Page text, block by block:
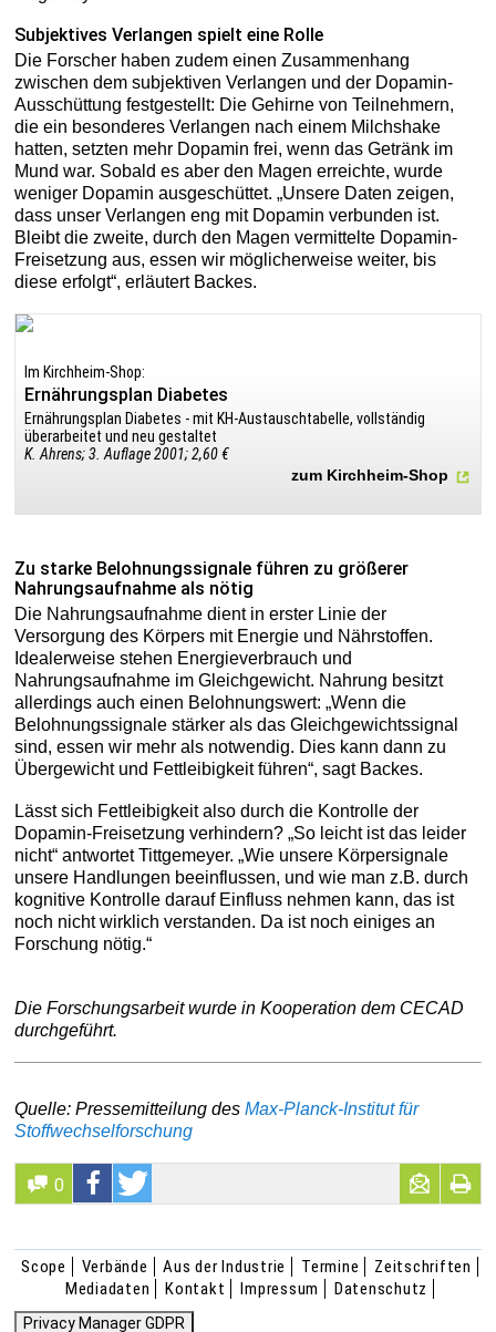
Subjektives Verlangen spielt eine Rolle
Die Forscher haben zudem einen Zusammenhang
zwischen dem subjektiven Verlangen und der Dopamin-
Ausschüttung festgestellt: Die Gehirne von Teilnehmern,
die ein besonderes Verlangen nach einem Milchshake
hatten, setzten mehr Dopamin frei, wenn das Getränk im
Mund war. Sobald es aber den Magen erreichte, wurde
weniger Dopamin ausgeschüttet. „Unsere Daten zeigen,
dass unser Verlangen eng mit Dopamin verbunden ist.
Bleibt die zweite, durch den Magen vermittelte Dopamin-
Freisetzung aus, essen wir möglicherweise weiter, bis
diese erfolgt“, erläutert Backes.
Im Kirchheim-Shop:
Ernährungsplan Diabetes
Ernährungsplan Diabetes - mit KH-Austauschtabelle, vollständig
überarbeitet und neu gestaltet
K. Ahrens; 3. Auflage 2001; 2,60 €
zum Kirchheim-Shop
Zu starke Belohnungssignale führen zu größerer
Nahrungsaufnahme als nötig
Die Nahrungsaufnahme dient in erster Linie der
Versorgung des Körpers mit Energie und Nährstoffen.
Idealerweise stehen Energieverbrauch und
Nahrungsaufnahme im Gleichgewicht. Nahrung besitzt
allerdings auch einen Belohnungswert: „Wenn die
Belohnungssignale stärker als das Gleichgewichtssignal
sind, essen wir mehr als notwendig. Dies kann dann zu
Übergewicht und Fettleibigkeit führen“, sagt Backes.
Lässt sich Fettleibigkeit also durch die Kontrolle der
Dopamin-Freisetzung verhindern? „So leicht ist das leider
nicht“ antwortet Tittgemeyer. „Wie unsere Körpersignale
unsere Handlungen beeinflussen, und wie man z.B. durch
kognitive Kontrolle darauf Einfluss nehmen kann, das ist
noch nicht wirklich verstanden. Da ist noch einiges an
Forschung nötig.“
Die Forschungsarbeit wurde in Kooperation dem CECAD
durchgeführt.
Quelle: Pressemitteilung desMax-Planck-Institut für
Stoffwechselforschung
0
Scope Verbände Aus der Industrie Termine
Zeitschriften
Mediadaten
Kontakt Impressum Datenschutz
Privacy Manager GDPR